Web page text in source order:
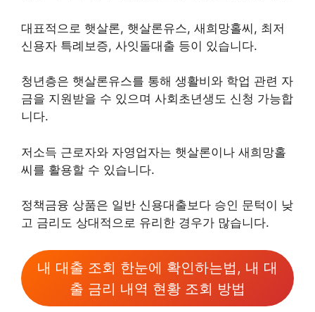
대표적으로 햇살론, 햇살론유스, 새희망홀씨, 최저
신용자 특례보증, 사잇돌대출 등이 있습니다.
청년층은 햇살론유스를 통해 생활비와 학업 관련 자
금을 지원받을 수 있으며 사회초년생도 신청 가능합
니다.
저소득 근로자와 자영업자는 햇살론이나 새희망홀
씨를 활용할 수 있습니다.
정책금융 상품은 일반 신용대출보다 승인 문턱이 낮
고 금리도 상대적으로 유리한 경우가 많습니다.
내 대출 조회 한눈에 확인하는법, 내 대
출 금리 내역 현황 조회 방법